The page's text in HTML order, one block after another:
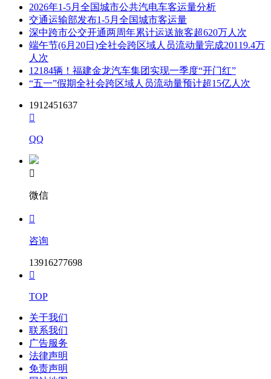
2026年1-5月全国城市公共汽电车客运量分析
交通运输部发布1-5月全国城市客运量
深中跨市公交开通两周年累计运送旅客超620万人次
端午节(6月20日)全社会跨区域人员流动量完成20119.4万
人次
12184辆！福建金龙汽车集团实现一季度“开门红”
“五一”假期全社会跨区域人员流动量预计超15亿人次
1912451637

QQ

微信

咨询
13916277698

TOP
关于我们
联系我们
广告服务
法律声明
免责声明